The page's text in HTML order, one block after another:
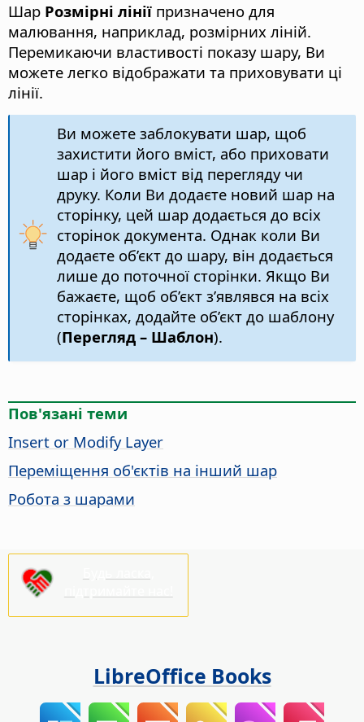
Шар Розмірні лінії призначено для
малювання, наприклад, розмірних ліній.
Перемикаючи властивості показу шару, Ви
можете легко відображати та приховувати ці
лінії.
Ви можете заблокувати шар, щоб
захистити його вміст, або приховати
шар і його вміст від перегляду чи
друку. Коли Ви додаєте новий шар на
сторінку, цей шар додається до всіх
сторінок документа. Однак коли Ви
додаєте об’єкт до шару, він додається
лише до поточної сторінки. Якщо Ви
бажаєте, щоб об’єкт з’являвся на всіх
сторінках, додайте об’єкт до шаблону
(Перегляд – Шаблон).
Пов'язані теми
Insert or Modify Layer
Переміщення об'єктів на інший шар
Робота з шарами
LibreOffice Books